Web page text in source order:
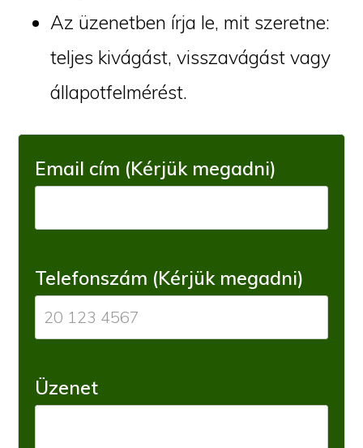
Az üzenetben írja le, mit szeretne:
teljes kivágást, visszavágást vagy
állapotfelmérést.
Email cím (Kérjük megadni)
Telefonszám (Kérjük megadni)
Üzenet